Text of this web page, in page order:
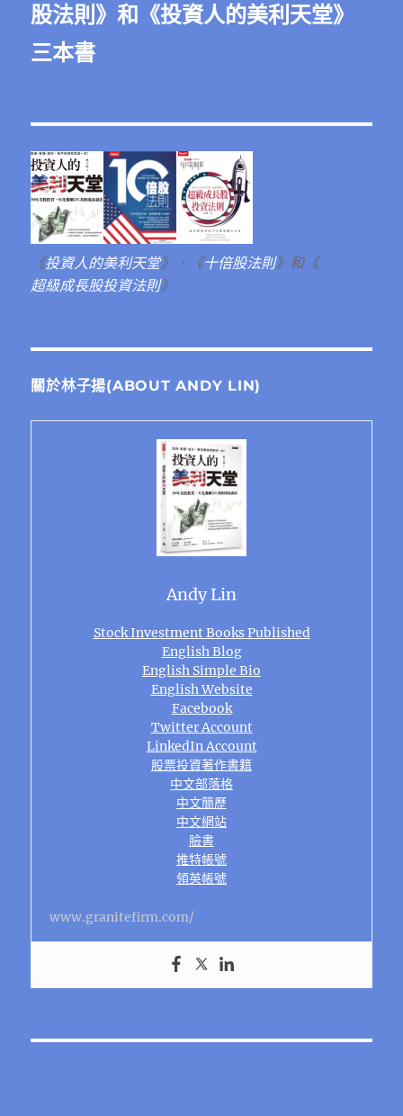
股法則 》和《投資人的美利天堂》
三本書
《投資人的美利天堂》，《十倍股法則》和《
超級成長股投資法則》
關於林子揚(ABOUT ANDY LIN)
Andy Lin
Stock Investment Books Published
English Blog
English Simple Bio
English Website
Facebook
Twitter Account
LinkedIn Account
股票投資著作書籍
中文部落格
中文簡歷
中文網站
臉書
推特帳號
領英帳號
www.granitefirm.com/